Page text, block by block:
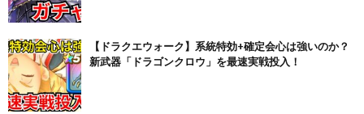
【ドラクエウォーク】系統特効+確定会心は強いのか？
新武器「ドラゴンクロウ」を最速実戦投入！